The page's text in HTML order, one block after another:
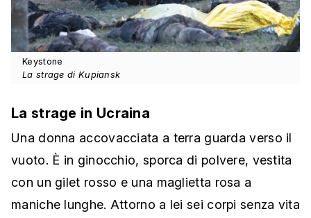
Keystone
La strage di Kupiansk
La strage in Ucraina
Una donna accovacciata a terra guarda verso il
vuoto. È in ginocchio, sporca di polvere, vestita
con un gilet rosso e una maglietta rosa a
maniche lunghe. Attorno a lei sei corpi senza vita